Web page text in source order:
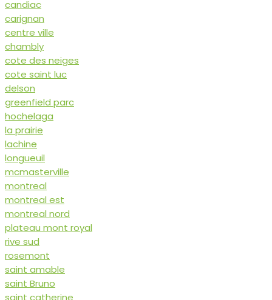
candiac
carignan
centre ville
chambly
cote des neiges
cote saint luc
delson
greenfield parc
hochelaga
la prairie
lachine
longueuil
mcmasterville
montreal
montreal est
montreal nord
plateau mont royal
rive sud
rosemont
saint amable
saint Bruno
saint catherine